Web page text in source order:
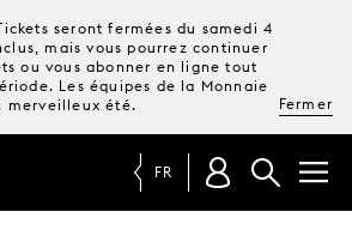
seront fermées du samedi 4
mais vous pourrez continuer
ou vous abonner en ligne tout
Les équipes de la Monnaie
merveilleux été.
Fermer
FR